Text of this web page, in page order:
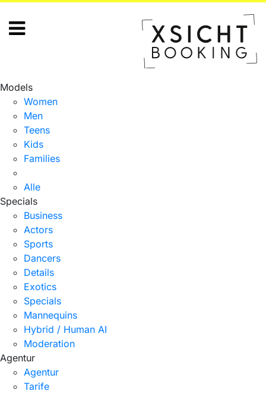
Models
Women
Men
Teens
Kids
Families
Alle
Specials
Business
Actors
Sports
Dancers
Details
Exotics
Specials
Mannequins
Hybrid / Human AI
Moderation
Agentur
Agentur
Tarife